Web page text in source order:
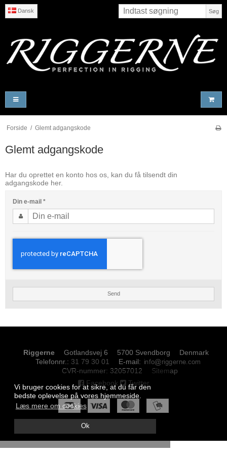
Vi bruger cookies for at sikre, at du får den
bedste oplevelse på vores hjemmeside.
Læs mere om cookies
Ok
Dansk Søg
Forside / Glemt adgangskode
Glemt adgangskode
Har du oprettet en konto hos os, kan du få tilsendt din
adgangskode her.
Din e-mail *
Send
Riggerne Gotlandsvej 6 5700 Svendborg
Denmark
Telefonnr.: 31 79 30 01 E-mail:
CVR-nummer: 32057012
Sitemap
Facebook
Twitter